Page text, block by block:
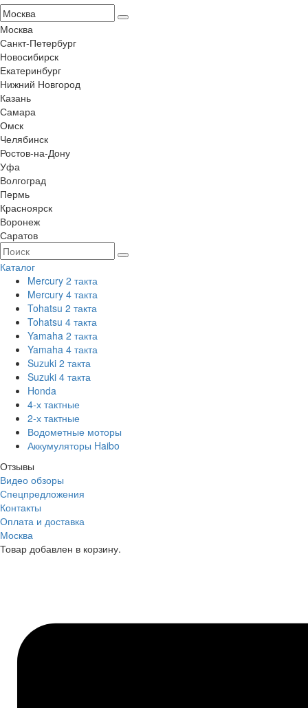
Москва
Санкт-Петербург
Новосибирск
Екатеринбург
Нижний Новгород
Казань
Самара
Омск
Челябинск
Ростов-на-Дону
Уфа
Волгоград
Пермь
Красноярск
Воронеж
Саратов
Каталог
Mercury 2 такта
Mercury 4 такта
Tohatsu 2 такта
Tohatsu 4 такта
Yamaha 2 такта
Yamaha 4 такта
Suzuki 2 такта
Suzuki 4 такта
Honda
4-х тактные
2-х тактные
Водометные моторы
Аккумуляторы Haibo
Отзывы
Видео обзоры
Спецпредложения
Контакты
Оплата и доставка
Москва
Товар добавлен в корзину.